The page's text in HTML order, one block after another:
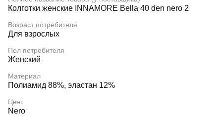
Колготки женские INNAMORE Bella 40 den nero 2
Возраст потребителя
Для взрослых
Пол потребителя
Женский
Материал
Полиамид 88%, эластан 12%
Цвет
Nero